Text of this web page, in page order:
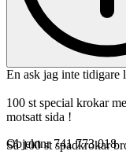
En ask jag inte tidigare
100 st special krokar
motsatt sida !
Så 100 st spadkrokar
Objektnr 741 773 018